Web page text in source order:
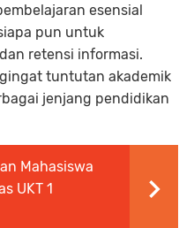
esensial
pun untuk
retensi informasi.
tuntutan akademik
jenjang pendidikan
Mahasiswa
UKT 1